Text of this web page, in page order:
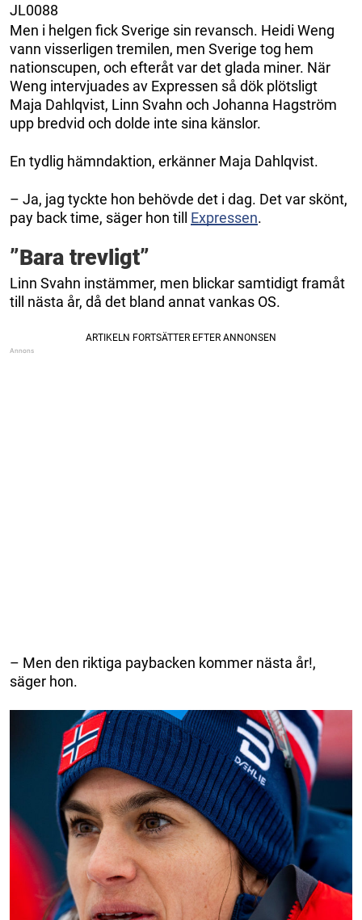
JL0088
Men i helgen fick Sverige sin revansch. Heidi Weng
vann visserligen tremilen, men Sverige tog hem
nationscupen, och efteråt var det glada miner. När
Weng intervjuades av Expressen så dök plötsligt
Maja Dahlqvist, Linn Svahn och Johanna Hagström
upp bredvid och dolde inte sina känslor.
En tydlig hämndaktion, erkänner Maja Dahlqvist.
– Ja, jag tyckte hon behövde det i dag. Det var skönt,
pay back time, säger hon till Expressen.
”Bara trevligt”
Linn Svahn instämmer, men blickar samtidigt framåt
till nästa år, då det bland annat vankas OS.
– Men den riktiga paybacken kommer nästa år!,
säger hon.